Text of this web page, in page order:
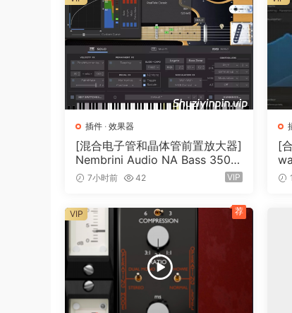
SOURCE algorithm
BREVERB 2 features a new SOURCE
the 3D position of your sound sources
the ideal tool for post-production. You
full control over any parameter.
sound source and create apparent
🏠 HomePage
插件 · 效果器
[混合电子管和晶体管前置放大器]
Nembrini Audio NA Bass 3500
v1.0.0 Incl Keygen-R2R [WiN]
7小时前 42 VIP
[
VIP 荐